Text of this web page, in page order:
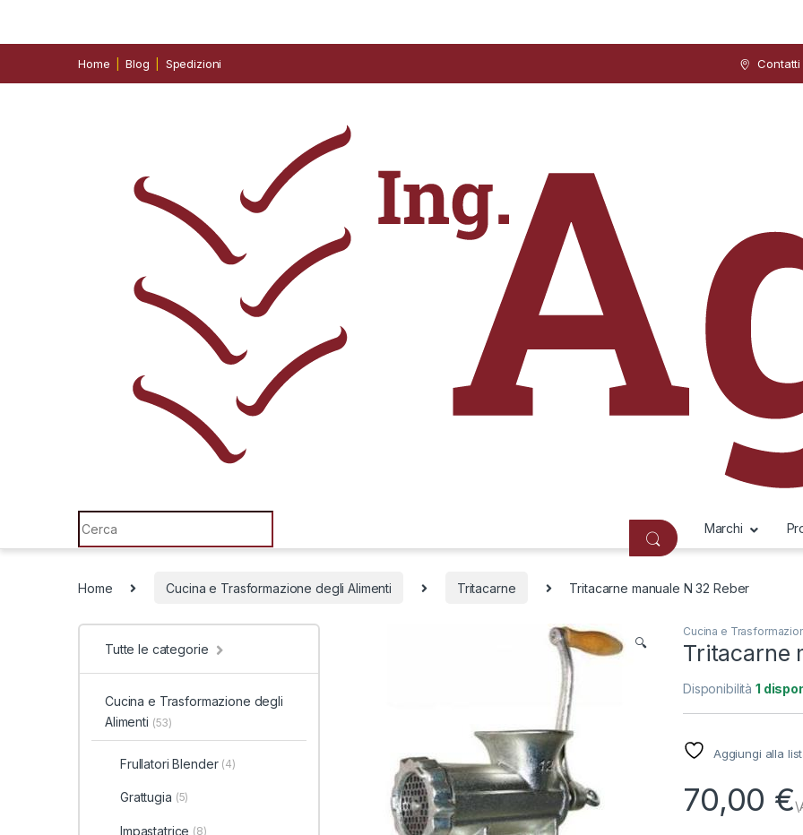
Home Blog Spedizioni Contatti
Search for:
Marchi
Home Cucina e Trasformazione degli Alimenti Tritacarne Tritacarne manuale N 32 Reber
🔍
Cucina e
Tritacarne
Disponibilità1
Aggiungi alla
70,00 €
Tutte le categorie
Cucina e Trasformazione degli
Alimenti (53)
Frullatori Blender (4)
Grattugia (5)
Impastatrice (8)